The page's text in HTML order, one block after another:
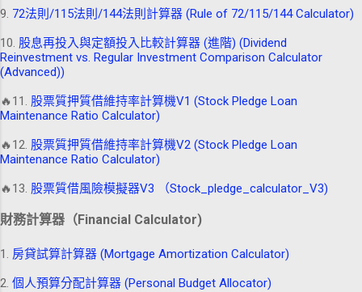
9. 72法則/115法則/144法則計算器 (Rule of 72/115/144 Calculator)
10. 股息再投入與定額投入比較計算器 (進階) (Dividend
Reinvestment vs. Regular Investment Comparison Calculator
(Advanced))
🔥11. 股票質押質借維持率計算機V1 (Stock Pledge Loan
Maintenance Ratio Calculator)
🔥12. 股票質押質借維持率計算機V2 (Stock Pledge Loan
Maintenance Ratio Calculator)
🔥13. 股票質借風險模擬器V3 （Stock_pledge_calculator_V3)
財務計算器（Financial Calculator)
1. 房貸試算計算器 (Mortgage Amortization Calculator)
2. 個人預算分配計算器 (Personal Budget Allocator)